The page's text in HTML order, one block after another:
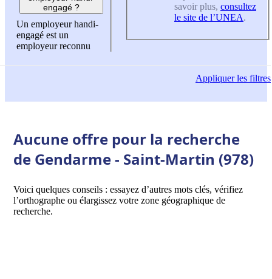
engagé ?
Un employeur handi-
engagé est un
employeur reconnu
savoir plus, consultez
le site de l’UNEA.
Appliquerles filtres
Aucune offre pour la recherche
de Gendarme - Saint-Martin (978)
Voici quelques conseils : essayez d’autres mots clés, vérifiez
l’orthographe ou élargissez votre zone géographique de
recherche.